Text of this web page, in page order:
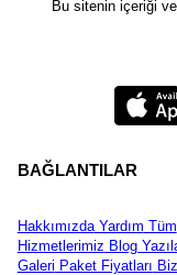
Bu sitenin içeriği
BAĞLANTILAR
HakkımızdaYardım Tüm
Hizmetlerimiz Blog
Galeri Paket Fiyatları